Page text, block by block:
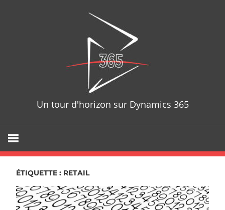
Un tour d'horizon sur Dynamics 365
ÉTIQUETTE : RETAIL